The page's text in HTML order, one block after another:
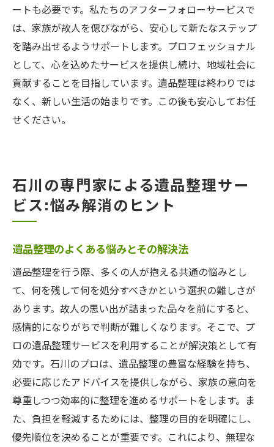
ートも必要です。私たちのアフターフォローサービスで
は、家族が故人を偲びながら、安心して新たなステップ
を踏み出せるようサポートします。プロフェッショナル
として、心を込めたサービスを提供し続け、地域社会に
貢献することを目指しています。遺品整理は終わりでは
なく、新しい生活の始まりです。この後も安心してお任
せください。
石川の専門家による遺品整理サー
ビス:悩み解消のヒント
遺品整理のよくある悩みとその解決法
遺品整理を行う際、多くの人が抱える共通の悩みとし
て、何を残して何を処分すべきかという選択の難しさが
あります。故人の思い出が詰まった品々を前にすると、
感情的になりがちで判断が難しくなります。そこで、プ
ロの遺品整理サービスを利用することが解決策として有
効です。石川のプロは、遺品整理の豊富な経験を持ち、
必要に応じたアドバイスを提供しながら、家族の意向を
尊重しつつ効率的に整理を進めるサポートをします。ま
た、負担を軽減するためには、整理の目的を明確にし、
優先順位を決めることが重要です。これにより、無理な